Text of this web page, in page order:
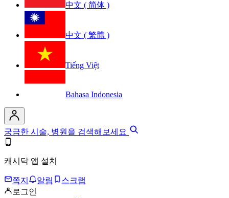
中文 ( 简体 )
中文 ( 繁體 )
Tiếng Việt
Bahasa Indonesia
궁금한 시술, 병원을 검색해보세요
캐시닥 앱 설치
쪽지 알림
스크랩
로그인